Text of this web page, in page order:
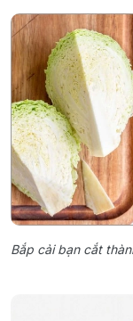
Bắp cải bạn cắt